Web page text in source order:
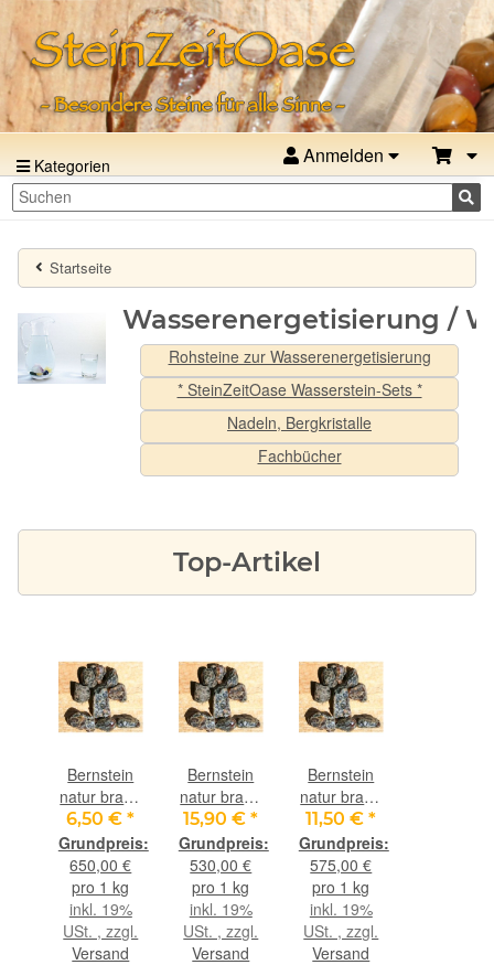
Kategorien Anmelden
Startseite
Wasserenergetisierung /
Rohsteine zur Wasserenergetisierung
* SteinZeitOase Wasserstein-Sets *
Nadeln, Bergkristalle
Fachbücher
Top-Artikel
Bernstein
natur braun
- Rohsteine
extra
angetrommelt
- Rarität -
ca. 10 g
(GKS)
6,50 €*
650,00 €
pro 1 kg
inkl. 19%
USt. , zzgl.
Versand
Bernstein
natur braun
- Rohsteine
extra
angetrommelt
- Rarität -
ca. 30 g
(GKS)
15,90 €*
530,00 €
pro 1 kg
inkl. 19%
USt. , zzgl.
Versand
Bernstein
natur braun
- Rohsteine
extra
angetrommelt
- Rarität -
ca. 20 g
(GKS)
11,50 €*
575,00 €
pro 1 kg
inkl. 19%
USt. , zzgl.
Versand